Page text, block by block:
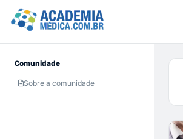
Comunidade
Sobre a comunidade